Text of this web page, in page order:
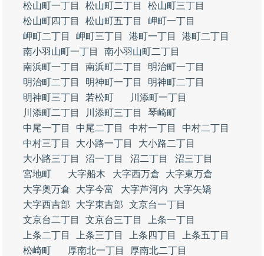
松山町一丁目
松山町二丁目
松山町三丁目
松山町四丁目
松山町五丁目
岬町一丁目
岬町二丁目
岬町三丁目 港町一丁目
港町二丁目
南小羽山町一丁目
南小羽山町二丁目
南浜町一丁目
南浜町二丁目
明治町一丁目
明治町二丁目
明神町一丁目
明神町二丁目
明神町三丁目
若松町
川添町一丁目
川添町二丁目
川添町三丁目
琴崎町
中尾一丁目
中尾二丁目 中村一丁目
中村二丁目
中村三丁目
大小路一丁目
大小路二丁目
大小路三丁目
沼一丁目 沼二丁目
沼三丁目
宮地町
大字船木 大字西万倉
大字東万倉
大字奥万倉
大字今富 大字芦河内
大字矢矯
大字西吉部
大字東吉部
文京台一丁目
文京台二丁目
文京台三丁目
上条一丁目
上条二丁目
上条三丁目 上条四丁目
上条五丁目
松崎町
厚南北一丁目
厚南北二丁目